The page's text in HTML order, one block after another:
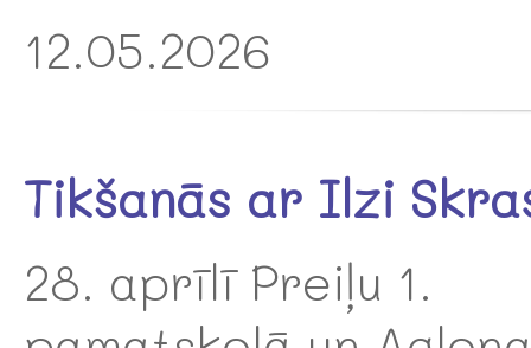
12.05.2026
Tikšanās ar Ilzi
28. aprīlī Preiļu 1.